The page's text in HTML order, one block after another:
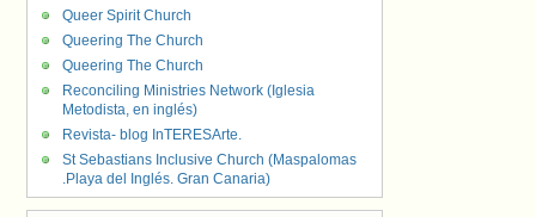
Queer Spirit Church
Queering The Church
Queering The Church
Reconciling Ministries Network (Iglesia
Metodista, en inglés)
Revista- blog InTERESArte.
St Sebastians Inclusive Church (Maspalomas
.Playa del Inglés. Gran Canaria)